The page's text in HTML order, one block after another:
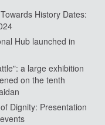
History Dates:
Hub launched in
a large exhibition
on the tenth
Dignity: Presentation